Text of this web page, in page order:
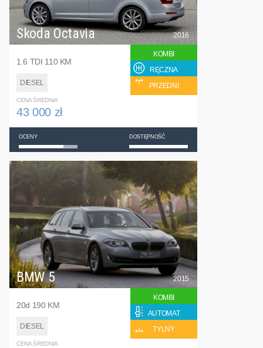
Skoda Octavia
1.6 TDI 110 KM
DIESEL
2016
KOMBI
RĘCZNA
PRZEDNI
CENA ŚREDNIA
43 000 zł
OCENY DOSTĘPNOŚĆ
BMW 5
20d 190 KM
DIESEL
2015
KOMBI
AUTOMAT
TYLNY
CENA ŚREDNIA